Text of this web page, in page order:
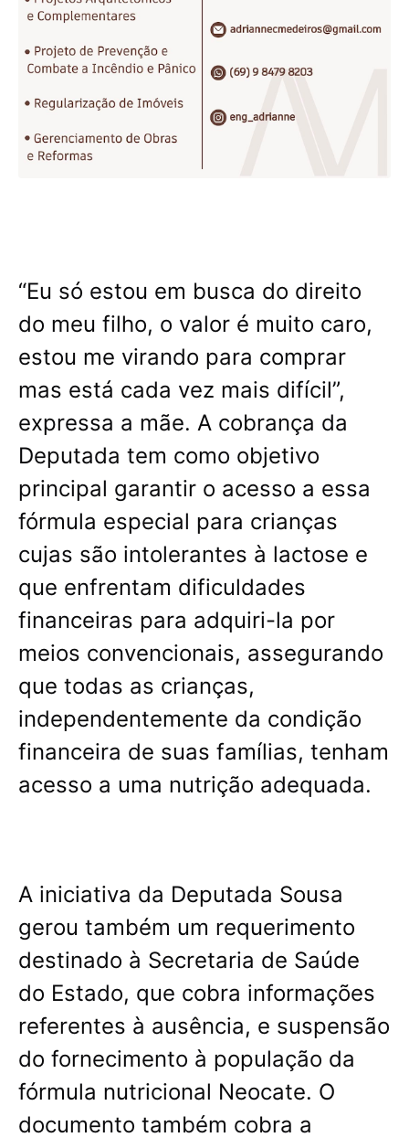
“Eu só estou em busca do direito
do meu filho, o valor é muito caro,
estou me virando para comprar
mas está cada vez mais difícil”,
expressa a mãe. A cobrança da
Deputada tem como objetivo
principal garantir o acesso a essa
fórmula especial para crianças
cujas são intolerantes à lactose e
que enfrentam dificuldades
financeiras para adquiri-la por
meios convencionais, assegurando
que todas as crianças,
independentemente da condição
financeira de suas famílias, tenham
acesso a uma nutrição adequada.
A iniciativa da Deputada Sousa
gerou também um requerimento
destinado à Secretaria de Saúde
do Estado, que cobra informações
referentes à ausência, e suspensão
do fornecimento à população da
fórmula nutricional Neocate. O
documento também cobra a